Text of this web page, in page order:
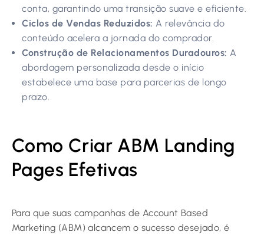
conta, garantindo uma transição suave e eficiente.
Ciclos de Vendas Reduzidos: A relevância do
conteúdo acelera a jornada do comprador.
Construção de Relacionamentos Duradouros: A
abordagem personalizada desde o início
estabelece uma base para parcerias de longo
prazo.
Como Criar ABM Landing
Pages Efetivas
Para que suas campanhas de Account Based
Marketing (ABM) alcancem o sucesso desejado, é